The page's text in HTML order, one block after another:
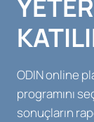
ODIN online
programını
sonuçların